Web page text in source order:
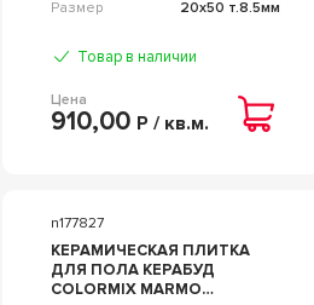
Размер
20x50 т.8.5мм
Товар в наличии
Цена
910,00 Р / кв.м.
n177827
КЕРАМИЧЕСКАЯ ПЛИТКА
ДЛЯ ПОЛА КЕРАБУД
COLORMIX MARMO